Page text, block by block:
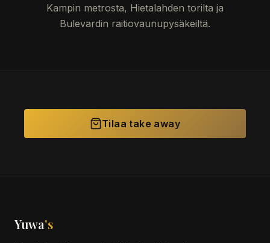
Kampin metrosta, Hietalahden torilta ja
Bulevardin raitiovaunupysäkeiltä.
Tilaa take away
Yuwa's